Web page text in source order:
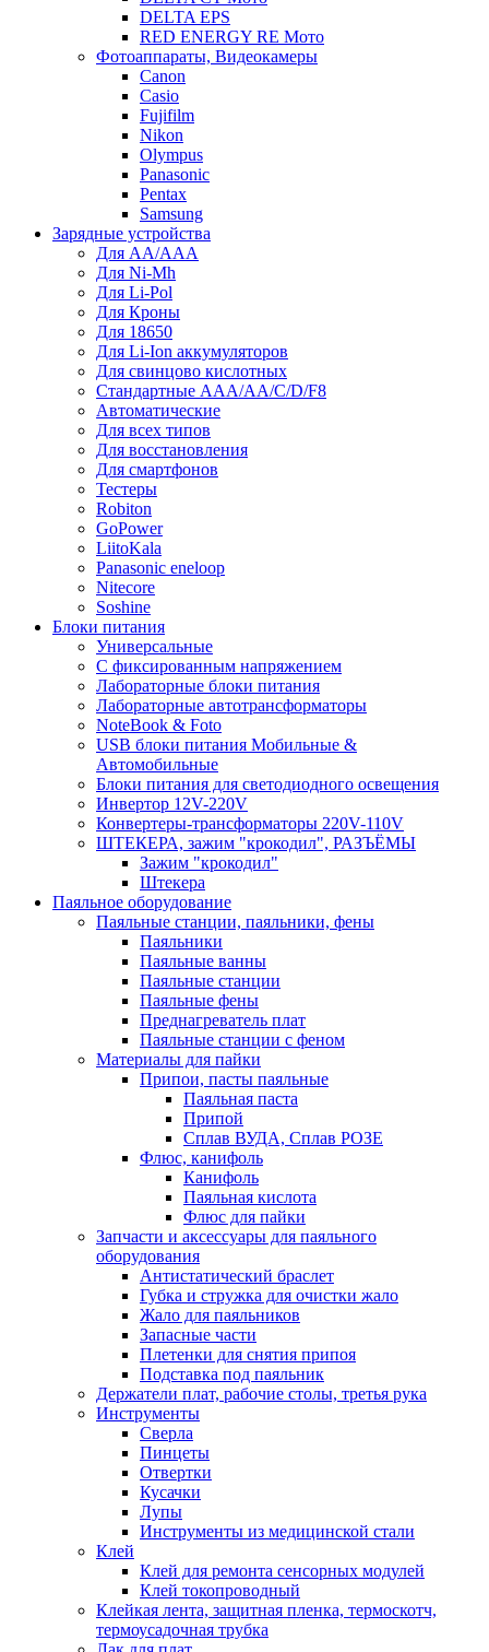
DELTA EPS
RED ENERGY RE Мото
Фотоаппараты, Видеокамеры
Canon
Casio
Fujifilm
Nikon
Olympus
Panasonic
Pentax
Samsung
Зарядные устройства
Для AA/AAA
Для Ni-Mh
Для Li-Pol
Для Кроны
Для 18650
Для Li-Ion аккумуляторов
Для свинцово кислотных
Стандартные ААА/АА/С/D/F8
Автоматические
Для всех типов
Для восстановления
Для смартфонов
Тестеры
Robiton
GoPower
LiitoKala
Panasonic eneloop
Nitecore
Soshine
Блоки питания
Универсальные
C фиксированным напряжением
Лабораторные блоки питания
Лабораторные автотрансформаторы
NoteBook & Foto
USB блоки питания Мобильные &
Автомобильные
Блоки питания для светодиодного освещения
Инвертор 12V-220V
Конвертеры-трансформаторы 220V-110V
ШТЕКЕРА, зажим "крокодил", РАЗЪЁМЫ
Зажим "крокодил"
Штекера
Паяльное оборудование
Паяльные станции, паяльники, фены
Паяльники
Паяльные ванны
Паяльные станции
Паяльные фены
Преднагреватель плат
Паяльные станции с феном
Материалы для пайки
Припои, пасты паяльные
Паяльная паста
Припой
Сплав ВУДА, Сплав РОЗЕ
Флюс, канифоль
Канифоль
Паяльная кислота
Флюс для пайки
Запчасти и аксессуары для паяльного
оборудования
Антистатический браслет
Губка и стружка для очистки жало
Жало для паяльников
Запасные части
Плетенки для снятия припоя
Подставка под паяльник
Держатели плат, рабочие столы, третья рука
Инструменты
Сверла
Пинцеты
Отвертки
Кусачки
Лупы
Инструменты из медицинской стали
Клей
Клей для ремонта сенсорных модулей
Клей токопроводный
Клейкая лента, защитная пленка, термоскотч,
термоусадочная трубка